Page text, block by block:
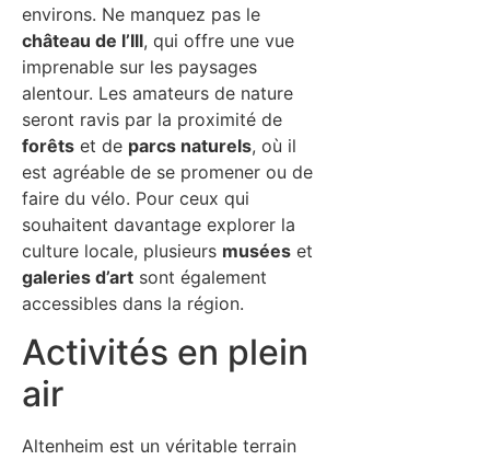
environs. Ne manquez pas le
château de l’Ill, qui offre une vue
imprenable sur les paysages
alentour. Les amateurs de nature
seront ravis par la proximité de
forêts et de parcs naturels, où il
est agréable de se promener ou de
faire du vélo. Pour ceux qui
souhaitent davantage explorer la
culture locale, plusieurs musées et
galeries d’art sont également
accessibles dans la région.
Activités en plein
air
Altenheim est un véritable terrain